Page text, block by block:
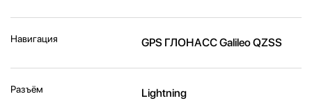
Навигация GPS ГЛОНАСС Galileo QZSS
Разъём Lightning